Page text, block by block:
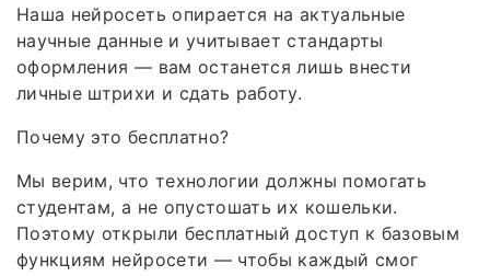
Наша нейросеть опирается на актуальные
научные данные и учитывает стандарты
оформления — вам останется лишь внести
личные штрихи и сдать работу.
Почему это бесплатно?
Мы верим, что технологии должны помогать
студентам, а не опустошать их кошельки.
Поэтому открыли бесплатный доступ к базовым
функциям нейросети — чтобы каждый смог